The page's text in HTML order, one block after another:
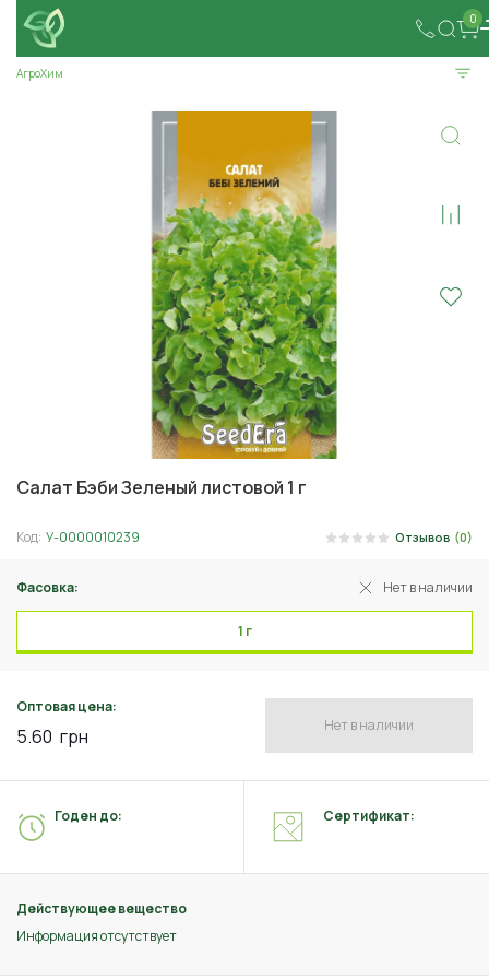
0
АгроХим
Салат Бэби Зеленый листовой 1 г
Код: У-0000010239 Отзывов (0)
Фасовка: Нет в наличии
1 г
Оптовая цена:
5.60 грн Нет в наличии
Действующее вещество
Информация отсутствует
Годен до: Сертификат: